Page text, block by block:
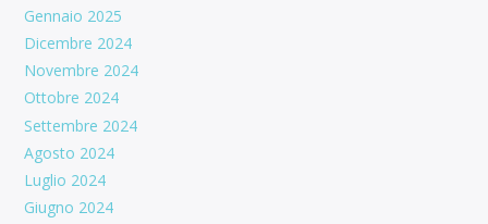
Gennaio 2025
Dicembre 2024
Novembre 2024
Ottobre 2024
Settembre 2024
Agosto 2024
Luglio 2024
Giugno 2024